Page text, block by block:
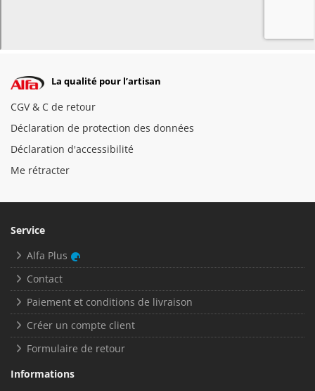
La qualité pour l’artisan
CGV & C de retour
Déclaration de protection des données
Déclaration d'accessibilité
Me rétracter
Service
Alfa Plus
Contact
Paiement et conditions de livraison
Créer un compte client
Formulaire de retour
Informations